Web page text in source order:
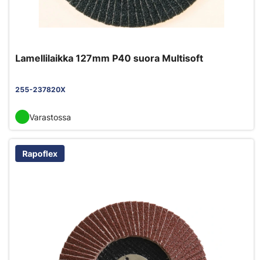
Lamellilaikka 127mm P40 suora Multisoft
255-237820X
Varastossa
Rapoflex